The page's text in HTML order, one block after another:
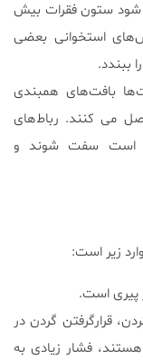
ستون فقرات بیش
استخوانی بعضی
ببندد.
بافت‌های همبندی
می کنند. رباط‌های
است سفت شوند و
زیر است:
پیری است.
قرارگرفتن گردن در
هستند، فشار زیادی به